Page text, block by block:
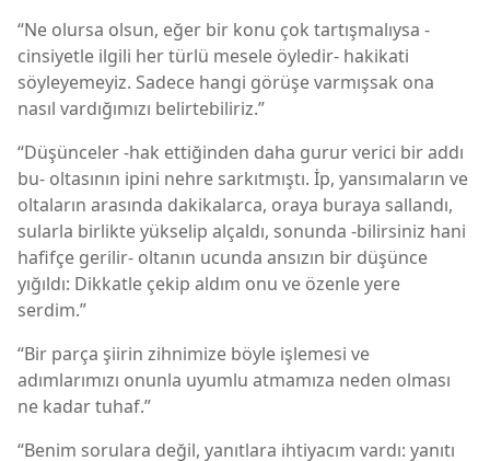
“Ne olursa olsun, eğer bir konu çok tartışmalıysa -
cinsiyetle ilgili her türlü mesele öyledir- hakikati
söyleyemeyiz. Sadece hangi görüşe varmışsak ona
nasıl vardığımızı belirtebiliriz.”
“Düşünceler -hak ettiğinden daha gurur verici bir addı
bu- oltasının ipini nehre sarkıtmıştı. İp, yansımaların ve
oltaların arasında dakikalarca, oraya buraya sallandı,
sularla birlikte yükselip alçaldı, sonunda -bilirsiniz hani
hafifçe gerilir- oltanın ucunda ansızın bir düşünce
yığıldı: Dikkatle çekip aldım onu ve özenle yere
serdim.”
“Bir parça şiirin zihnimize böyle işlemesi ve
adımlarımızı onunla uyumlu atmamıza neden olması
ne kadar tuhaf.”
“Benim sorulara değil, yanıtlara ihtiyacım vardı: yanıtı